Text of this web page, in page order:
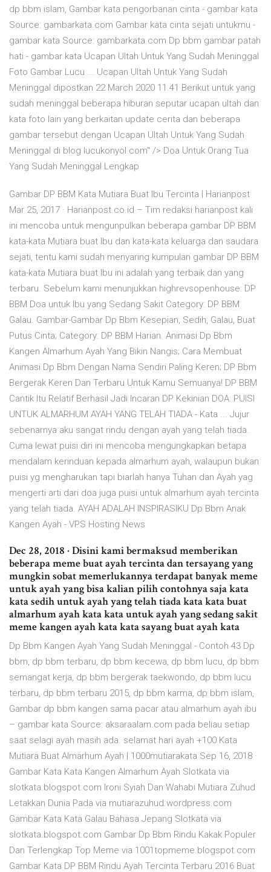
dp bbm islam, Gambar kata pengorbanan cinta - gambar kata
Source: gambarkata.com Gambar kata cinta sejati untukmu -
gambar kata Source: gambarkata.com Dp bbm gambar patah
hati - gambar kata Ucapan Ultah Untuk Yang Sudah Meninggal
Foto Gambar Lucu ... Ucapan Ultah Untuk Yang Sudah
Meninggal dipostkan 22 March 2020 11.41 Berikut untuk yang
sudah meninggal beberapa hiburan seputar ucapan ultah dan
kata foto lain yang berkaitan update cerita dan beberapa
gambar tersebut dengan Ucapan Ultah Untuk Yang Sudah
Meninggal di blog lucukonyol.com" /> Doa Untuk Orang Tua
Yang Sudah Meninggal Lengkap
Gambar DP BBM Kata Mutiara Buat Ibu Tercinta | Harianpost
Mar 25, 2017 · Harianpost.co.id – Tim redaksi harianpost kali
ini mencoba untuk mengunpulkan beberapa gambar DP BBM
kata-kata Mutiara buat Ibu dan kata-kata keluarga dan saudara
sejati, tentu kami sudah menyaring kumpulan gambar DP BBM
kata-kata Mutiara buat Ibu ini adalah yang terbaik dan yang
terbaru. Sebelum kami menunjukkan highrevsopenhouse: DP
BBM Doa untuk Ibu yang Sedang Sakit Category: DP BBM
Galau. Gambar-Gambar Dp Bbm Kesepian, Sedih, Galau, Buat
Putus Cinta; Category: DP BBM Harian. Animasi Dp Bbm
Kangen Almarhum Ayah Yang Bikin Nangis; Cara Membuat
Animasi Dp Bbm Dengan Nama Sendiri Paling Keren; DP Bbm
Bergerak Keren Dan Terbaru Untuk Kamu Semuanya! DP BBM
Cantik Itu Relatif Berhasil Jadi Incaran DP Kekinian DOA: PUISI
UNTUK ALMARHUM AYAH YANG TELAH TIADA - Kata ... Jujur
sebenarnya aku sangat rindu dengan ayah yang telah tiada.
Cuma lewat puisi diri ini mencoba mengungkapkan betapa
mendalam kerinduan kepada almarhum ayah, walaupun bukan
puisi yg mengharukan tapi biarlah hanya Tuhan dan Ayah yag
mengerti arti dari doa juga puisi untuk almarhum ayah tercinta
yang telah tiada. AYAH ADALAH INSPIRASIKU Dp Bbm Anak
Kangen Ayah - VPS Hosting News
Dec 28, 2018 · Disini kami bermaksud memberikan
beberapa meme buat ayah tercinta dan tersayang yang
mungkin sobat memerlukannya terdapat banyak meme
untuk ayah yang bisa kalian pilih contohnya saja kata
kata sedih untuk ayah yang telah tiada kata kata buat
almarhum ayah kata kata untuk ayah yang sedang sakit
meme kangen ayah kata kata sayang buat ayah kata
Dp Bbm Kangen Ayah Yang Sudah Meninggal - Contoh 43 Dp
bbm, dp bbm terbaru, dp bbm kecewa, dp bbm lucu, dp bbm
semangat kerja, dp bbm bergerak taekwondo, dp bbm lucu
terbaru, dp bbm terbaru 2015, dp bbm karma, dp bbm islam,
Gambar dp bbm kangen sama pacar atau almarhum ayah ibu
– gambar kata Source: aksaraalam.com pada beliau setiap
saat selagi ayah masih ada. selamat hari ayah +100 Kata
Mutiara Buat Almarhum Ayah | 1000mutiarakata Sep 16, 2018 ·
Gambar Kata Kata Kangen Almarhum Ayah Slotkata via
slotkata.blogspot.com Ironi Syiah Dan Wahabi Mutiara Zuhud
Letakkan Dunia Pada via mutiarazuhud.wordpress.com
Gambar Kata Kata Galau Bahasa Jepang Slotkata via
slotkata.blogspot.com Gambar Dp Bbm Rindu Kakak Populer
Dan Terlengkap Top Meme via 1001topmeme.blogspot.com
Gambar Kata DP BBM Rindu Ayah Tercinta Terbaru 2016 Buat